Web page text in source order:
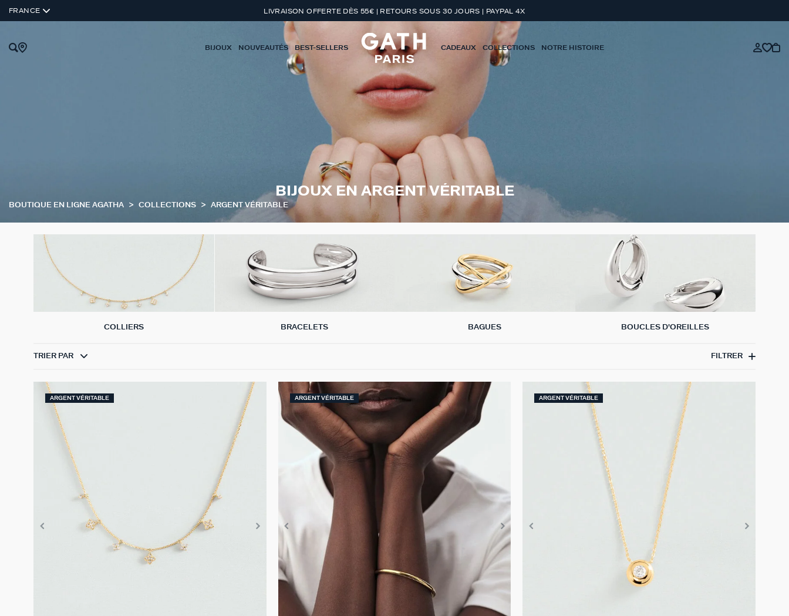
FRANCE LIVRAISON OFFERTE DÈS 55€ | RETOURS SOUS 30 JOURS | PAYPAL 4X
BIJOUX NOUVEAUTÉS BEST-SELLERS CADEAUX COLLECTIONS NOTRE HISTOIRE
BIJOUX EN ARGENT VÉRITABLE
COLLIERS BRACELETS BAGUES BOUCLES D'OREILLES
BOUTIQUE EN LIGNE AGATHA COLLECTIONS ARGENT VÉRITABLE
TRIER PAR FILTRER
ARGENT VÉRITABLE ARGENT VÉRITABLE ARGENT VÉRITABLE